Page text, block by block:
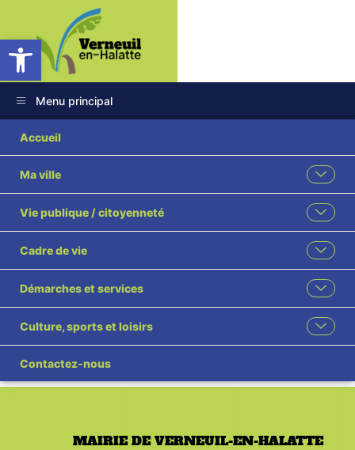
Ouvrir la barre d’outils
Menu principal
Accueil
Ma ville
Vie publique / citoyenneté
Cadre de vie
Démarches et services
Culture, sports et loisirs
Contactez-nous
MAIRIE DE VERNEUIL-EN-HALATTE